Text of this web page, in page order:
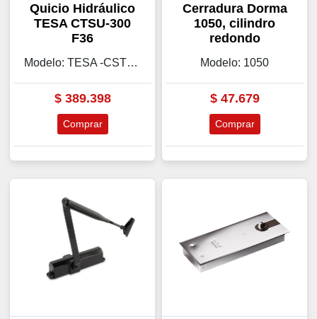
Quicio Hidráulico
TESA CTSU-300
F36
Modelo: TESA -CSTU-300
$389.398
Comprar
Cerradura Dorma
1050, cilindro
redondo
Modelo: 1050
$47.679
Comprar